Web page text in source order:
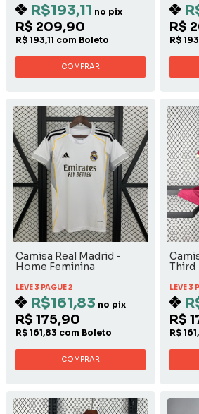
R$193,11 no pix
R$ 209,90
R$ 193,11 com Boleto
COMPRAR
R$
R$
Camisa Real Madrid -
Home Feminina
LEVE 3 PAGUE 2
R$161,83 no pix
R$ 175,90
R$ 161,83 com Boleto
COMPRAR
Third
LEVE 3
R$
R$